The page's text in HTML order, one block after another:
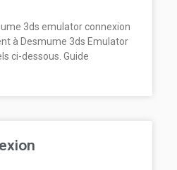
3ds emulator connexion
à Desmume 3ds Emulator
ci-dessous. Guide